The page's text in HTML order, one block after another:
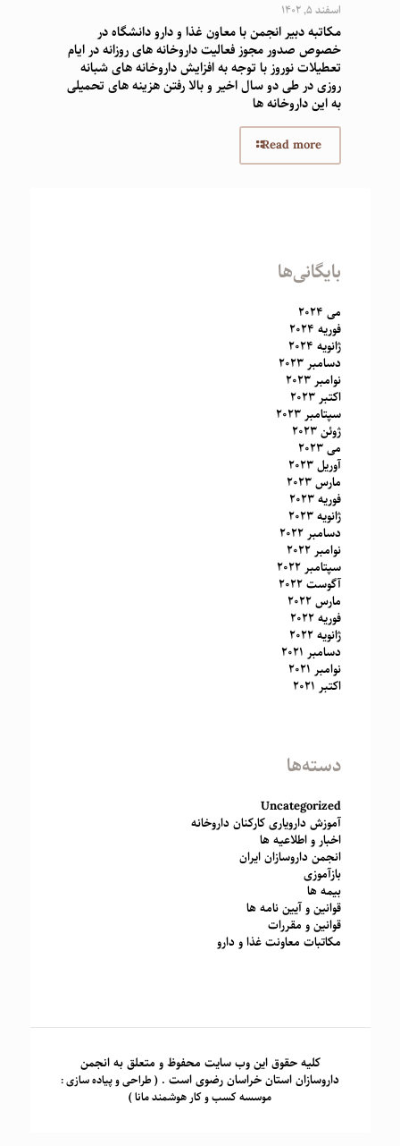
اسفند 5, 1402
مکاتبه دبیر انجمن با معاون غذا و دارو دانشگاه در
خصوص صدور مجوز فعالیت داروخانه های روزانه در ایام
تعطیلات نوروز با توجه به افزایش داروخانه های شبانه
روزی در طی دو سال اخیر و بالا رفتن هزینه های تحمیلی
به این داروخانه ها
Read more
بایگانی‌ها
می 2024
فوریه 2024
ژانویه 2024
دسامبر 2023
نوامبر 2023
اکتبر 2023
سپتامبر 2023
ژوئن 2023
می 2023
آوریل 2023
مارس 2023
فوریه 2023
ژانویه 2023
دسامبر 2022
نوامبر 2022
سپتامبر 2022
آگوست 2022
مارس 2022
فوریه 2022
ژانویه 2022
دسامبر 2021
نوامبر 2021
اکتبر 2021
دسته‌ها
Uncategorized
آموزش دارویاری کارکنان داروخانه
اخبار و اطلاعیه ها
انجمن داروسازان ایران
بازآموزی
بیمه ها
قوانین و آیین نامه ها
قوانین و مقررات
مکاتبات معاونت غذا و دارو
کلیه حقوق این وب سایت محفوظ و متعلق به انجمن
داروسازان استان خراسان رضوی است . ( طراحی و پیاده سازی :
موسسه کسب و کار هوشمند مانا )